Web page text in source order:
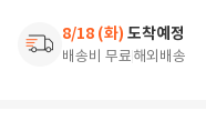
8/18 (화) 도착예정
배송비 무료해외배송